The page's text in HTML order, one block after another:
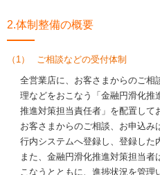
2.体制整備の概要
（1） ご相談などの受付体制
全営業店に、お客さまからのご相
理などをおこなう「金融円滑化推
推進対策担当責任者」を配置して
お客さまからのご相談、お申込み
行内システムへ登録し、登録した
また、金融円滑化推進対策担当
こなうとともに、進捗状況を管理